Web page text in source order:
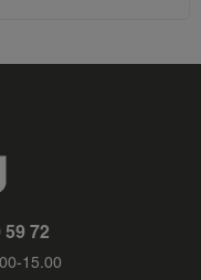
59 72
15.00